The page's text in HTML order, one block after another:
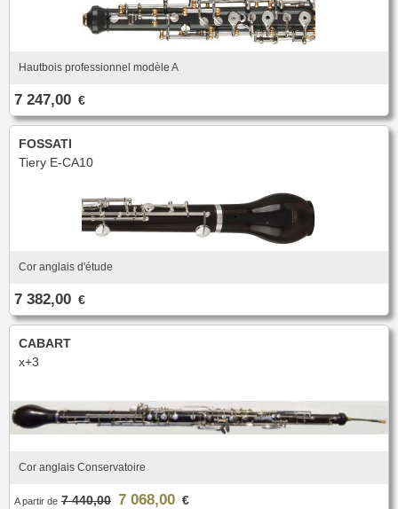
Hautbois professionnel modèle A
7 247,00 €
FOSSATI
Tiery E-CA10
Cor anglais d'étude
7 382,00 €
CABART
x+3
Cor anglais Conservatoire
A partir de 7 440,00 7 068,00 €